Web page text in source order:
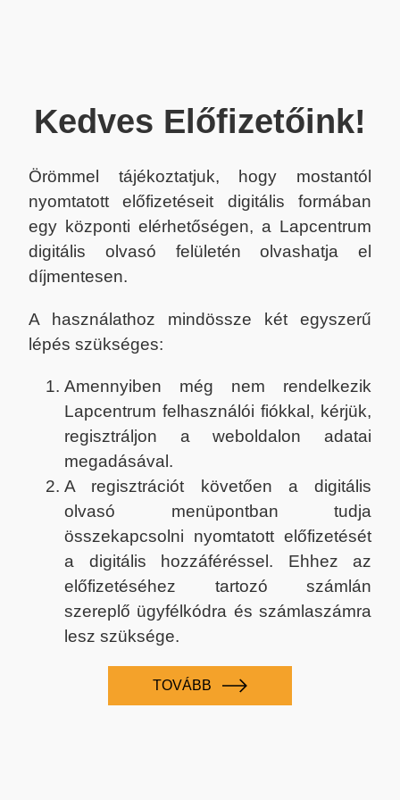
Kedves Előfizetőink!
Örömmel tájékoztatjuk, hogy mostantól
nyomtatott előfizetéseit digitális formában
egy központi elérhetőségen, a Lapcentrum
digitális olvasó felületén olvashatja el
díjmentesen.
A használathoz mindössze két egyszerű
lépés szükséges:
Amennyiben még nem rendelkezik
Lapcentrum felhasználói fiókkal, kérjük,
regisztráljon a weboldalon adatai
megadásával.
A regisztrációt követően a digitális
olvasó menüpontban tudja
összekapcsolni nyomtatott előfizetését
a digitális hozzáféréssel. Ehhez az
előfizetéséhez tartozó számlán
szereplő ügyfélkódra és számlaszámra
lesz szüksége.
TOVÁBB